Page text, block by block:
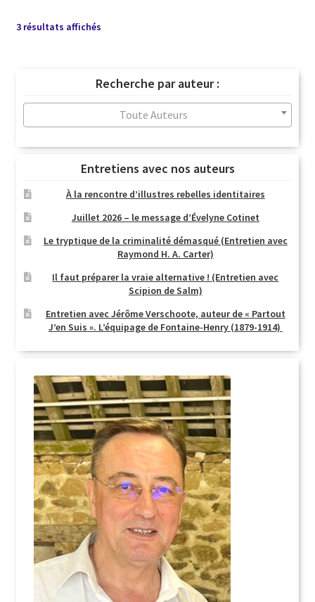
3 résultats affichésTrié
au
plus
ancien
Recherche par auteur :
Toute Auteurs
Entretiens avec nos auteurs
À la rencontre d’illustres rebelles identitaires
Juillet 2026 – le message d’Évelyne Cotinet
Le tryptique de la criminalité démasqué (Entretien avec
Raymond H. A. Carter)
Il faut préparer la vraie alternative ! (Entretien avec
Scipion de Salm)
Entretien avec Jérôme Verschoote, auteur de « Partout
J’en Suis ». L’équipage de Fontaine-Henry (1879-1914)